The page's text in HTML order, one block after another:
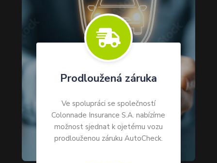

Prodloužená záruka
Ve spolupráci se společností
Colonnade Insurance S.A. nabízíme
možnost sjednat k ojetému vozu
prodlouženou záruku AutoCheck.